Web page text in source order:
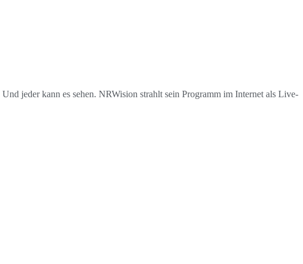
Und jeder kann es sehen. NRWision strahlt sein Programm im Internet als Live-